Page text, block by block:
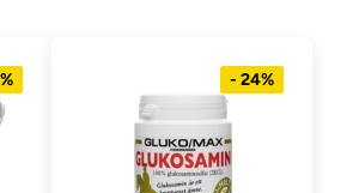
- 24%